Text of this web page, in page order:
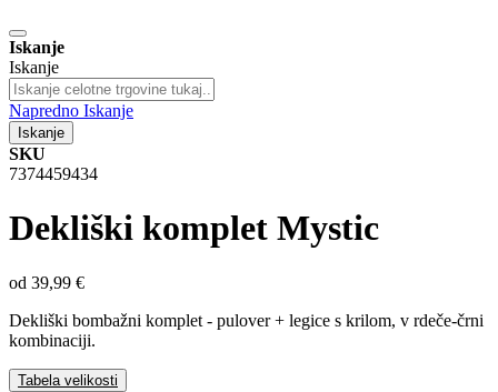
Iskanje
Iskanje
Napredno Iskanje
Iskanje
SKU
7374459434
Dekliški komplet Mystic
od 39,99 €
Dekliški bombažni komplet - pulover + legice s krilom, v rdeče-črni
kombinaciji.
Tabela velikosti